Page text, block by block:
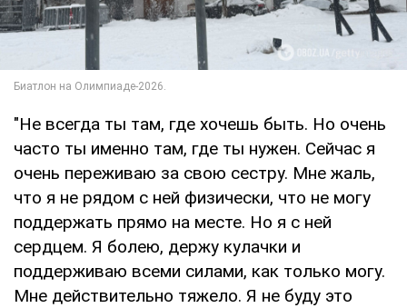
"Не всегда ты там, где хочешь быть. Но очень
часто ты именно там, где ты нужен. Сейчас я
очень переживаю за свою сестру. Мне жаль,
что я не рядом с ней физически, что не могу
поддержать прямо на месте. Но я с ней
сердцем. Я болею, держу кулачки и
поддерживаю всеми силами, как только могу.
Мне действительно тяжело. Я не буду это